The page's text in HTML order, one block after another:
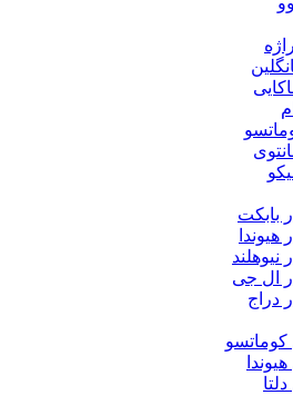
بابکت
هیوندا
نیوهلند
ال جی
دراج
کوماتسو